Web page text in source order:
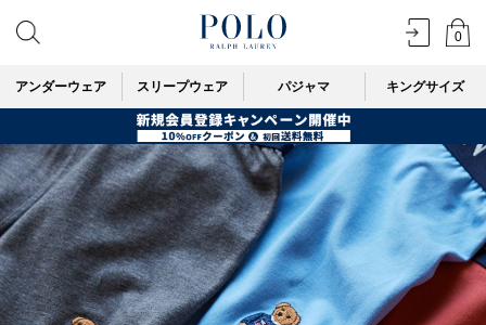
0
アンダーウェア スリープウェア パジャマ キングサイズ